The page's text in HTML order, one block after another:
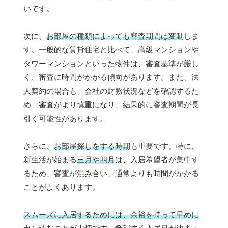
いです。
次に、 お部屋の種類によっても審査期間は変動しま
す。一般的な賃貸住宅と比べて、高級マンションや
タワーマンションといった物件は、審査基準が厳し
く、審査に時間がかかる傾向があります。また、法
人契約の場合も、会社の財務状況などを確認するた
め、審査がより慎重になり、結果的に審査期間が長
引く可能性があります。
さらに、 お部屋探しをする時期も重要です。特に、
新生活が始まる三月や四月は、入居希望者が集中す
るため、審査が混み合い、通常よりも時間がかかる
ことがよくあります。
スムーズに入居するためには、余裕を持って早めに